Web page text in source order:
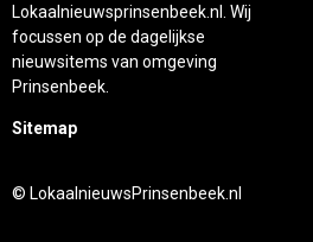
Lokaalnieuwsprinsenbeek.nl. Wij
focussen op de dagelijkse
nieuwsitems van omgeving
Prinsenbeek.
Sitemap
© LokaalnieuwsPrinsenbeek.nl